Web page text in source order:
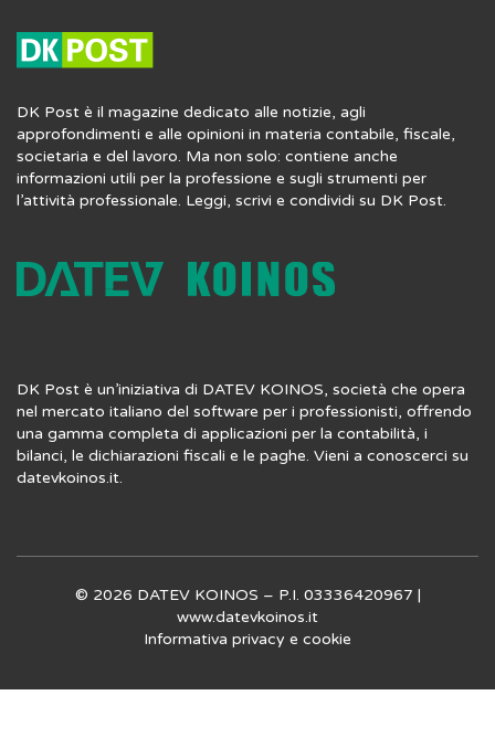
DK Post è il magazine dedicato alle notizie, agli
approfondimenti e alle opinioni in materia contabile, fiscale,
societaria e del lavoro. Ma non solo: contiene anche
informazioni utili per la professione e sugli strumenti per
l’attività professionale. Leggi, scrivi e condividi su DK Post.
DK Post è un’iniziativa di DATEV KOINOS, società che opera
nel mercato italiano del software per i professionisti, offrendo
una gamma completa di applicazioni per la contabilità, i
bilanci, le dichiarazioni fiscali e le paghe. Vieni a conoscerci su
datevkoinos.it.
© 2026 DATEV KOINOS – P.I. 03336420967 |
www.datevkoinos.it
Informativa privacy e cookie